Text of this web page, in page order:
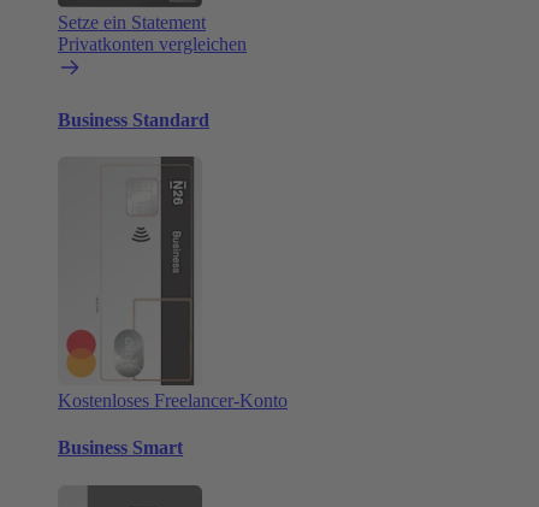
Setze ein Statement
Privatkonten vergleichen
Business Standard
Kostenloses Freelancer-Konto
Business Smart